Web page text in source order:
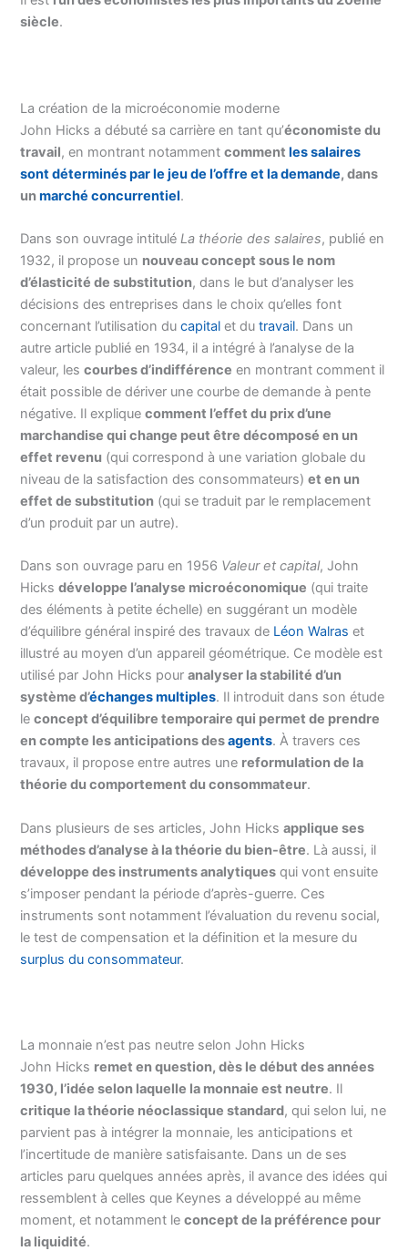
siècle.
La création de la microéconomie moderne
John Hicks a débuté sa carrière en tant qu’économiste du
travail, en montrant notammentcommentles salaires
sont déterminés par le jeu de l’offre et la demande, dans
unmarché concurrentiel.
Dans son ouvrage intituléLa théorie des salaires, publié en
1932, il propose un nouveau concept sous le nom
d’élasticité de substitution, dans le but d’analyser les
décisions des entreprises dans le choix qu’elles font
concernant l’utilisation ducapital et dutravail. Dans un
autre article publié en 1934, il a intégré à l’analyse de la
valeur, lescourbes d’indifférence en montrant comment il
était possible de dériver une courbe de demande à pente
négative. Il expliquecomment l’effet du prix d’une
marchandise qui change peut être décomposé en un
effet revenu (qui correspond à une variation globale du
niveau de la satisfaction des consommateurs)et en un
effet de substitution (qui se traduit par le remplacement
d’un produit par un autre).
Dans son ouvrage paru en 1956 Valeur et capital, John
Hicksdéveloppe l’analyse microéconomique (qui traite
des éléments à petite échelle) en suggérant un modèle
d’équilibre général inspiré des travaux de Léon Walras et
illustré au moyen d’un appareil géométrique. Ce modèle est
utilisé par John Hicks pouranalyser la stabilité d’un
système d’échanges multiples. Il introduit dans son étude
leconcept d’équilibre temporaire qui permet de prendre
en compte les anticipations desagents. À travers ces
travaux, il propose entre autres une reformulation de la
théorie du comportement du consommateur.
Dans plusieurs de ses articles, John Hicksapplique ses
méthodes d’analyse à la théorie du bien-être. Là aussi, il
développe des instruments analytiques qui vont ensuite
s’imposer pendant la période d’après-guerre. Ces
instruments sont notamment l’évaluation du revenu social,
le test de compensation et la définition et la mesure du
surplus du consommateur.
La monnaie n’est pas neutre selon John Hicks
John Hicks remet en question, dès le début des années
1930, l’idée selon laquelle la monnaie est neutre. Il
critique la théorie néoclassique standard, qui selon lui, ne
parvient pas à intégrer la monnaie, les anticipations et
l’incertitude de manière satisfaisante. Dans un de ses
articles paru quelques années après, il avance des idées qui
ressemblent à celles que Keynes a développé au même
moment, et notamment leconcept de la préférence pour
la liquidité.